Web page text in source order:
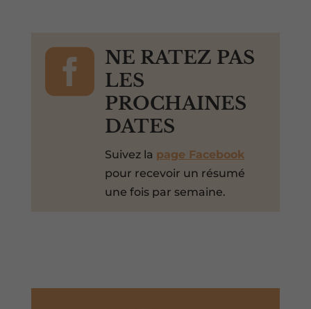

NE RATEZ PAS
LES
PROCHAINES
DATES
Suivez la page Facebook
pour recevoir un résumé
une fois par semaine.